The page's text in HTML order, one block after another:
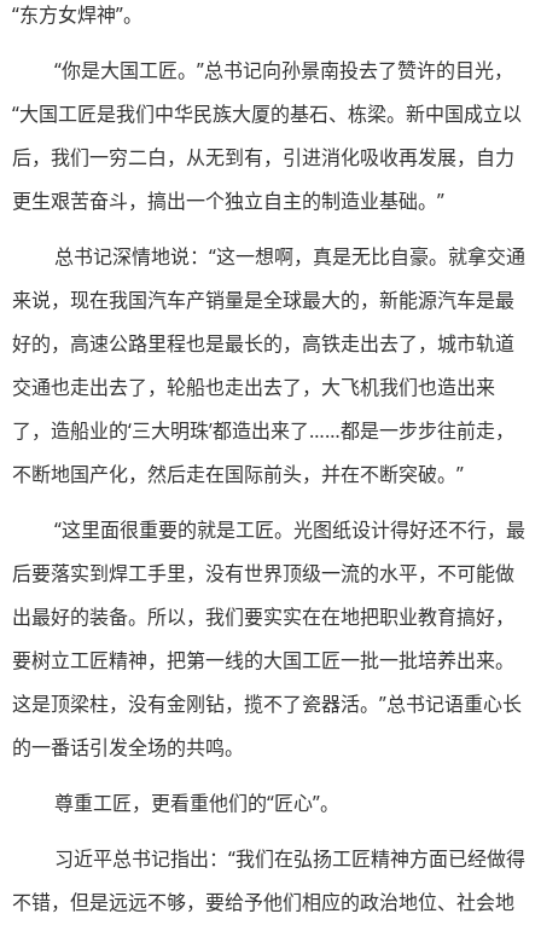
“东方女焊神”。
“你是大国工匠。”总书记向孙景南投去了赞许的目光，
“大国工匠是我们中华民族大厦的基石、栋梁。新中国成立以
后，我们一穷二白，从无到有，引进消化吸收再发展，自力
更生艰苦奋斗，搞出一个独立自主的制造业基础。”
总书记深情地说：“这一想啊，真是无比自豪。就拿交通
来说，现在我国汽车产销量是全球最大的，新能源汽车是最
好的，高速公路里程也是最长的，高铁走出去了，城市轨道
交通也走出去了，轮船也走出去了，大飞机我们也造出来
了，造船业的‘三大明珠’都造出来了……都是一步步往前走，
不断地国产化，然后走在国际前头，并在不断突破。”
“这里面很重要的就是工匠。光图纸设计得好还不行，最
后要落实到焊工手里，没有世界顶级一流的水平，不可能做
出最好的装备。所以，我们要实实在在地把职业教育搞好，
要树立工匠精神，把第一线的大国工匠一批一批培养出来。
这是顶梁柱，没有金刚钻，揽不了瓷器活。”总书记语重心长
的一番话引发全场的共鸣。
尊重工匠，更看重他们的“匠心”。
习近平总书记指出：“我们在弘扬工匠精神方面已经做得
不错，但是远远不够，要给予他们相应的政治地位、社会地